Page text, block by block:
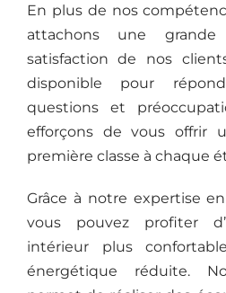
En plus de nos
attachons une
satisfaction de nos
disponible pour
questions et
efforçons de vous offrir
première classe à chaque
Grâce à notre expertise
vous pouvez profiter
intérieur plus
énergétique réduite.